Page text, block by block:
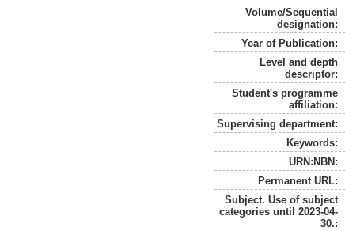
Volume/Sequential
designation:
Year of Publication:
Level and depth
descriptor:
Student's programme
affiliation:
Supervising department:
Keywords:
URN:NBN:
Permanent URL:
Subject. Use of subject
categories until 2023-04-
30.: